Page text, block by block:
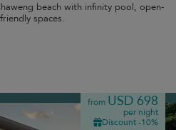
beach with infinity pool, open-
spaces.
from USD 698
per night
Discount -10%